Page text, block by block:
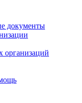
документы
организаций